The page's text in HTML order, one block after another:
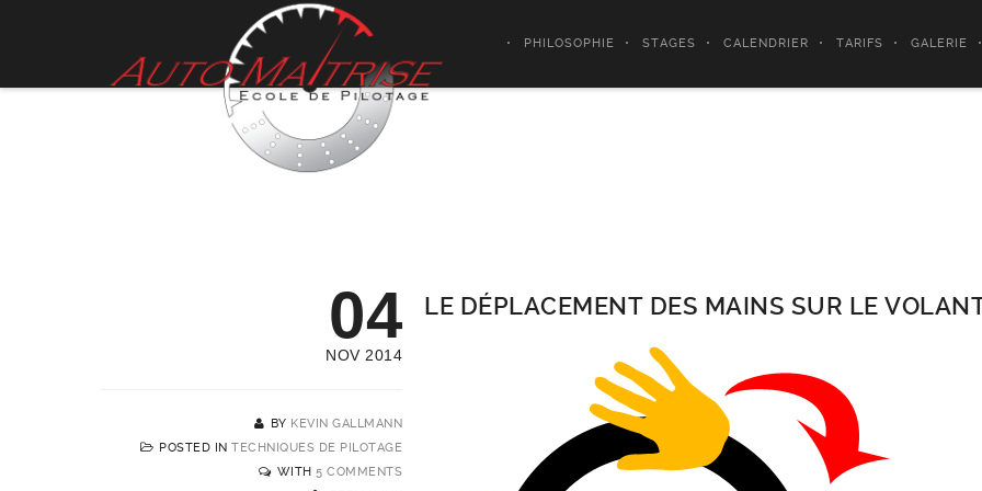
PHILOSOPHIE STAGES CALENDRIER TARIFS GALERIE
04
NOV 2014
BY KEVIN GALLMANN
POSTED IN TECHNIQUES DE PILOTAGE
WITH 5 COMMENTS
LE DÉPLACEMENT DES MAINS SUR LE